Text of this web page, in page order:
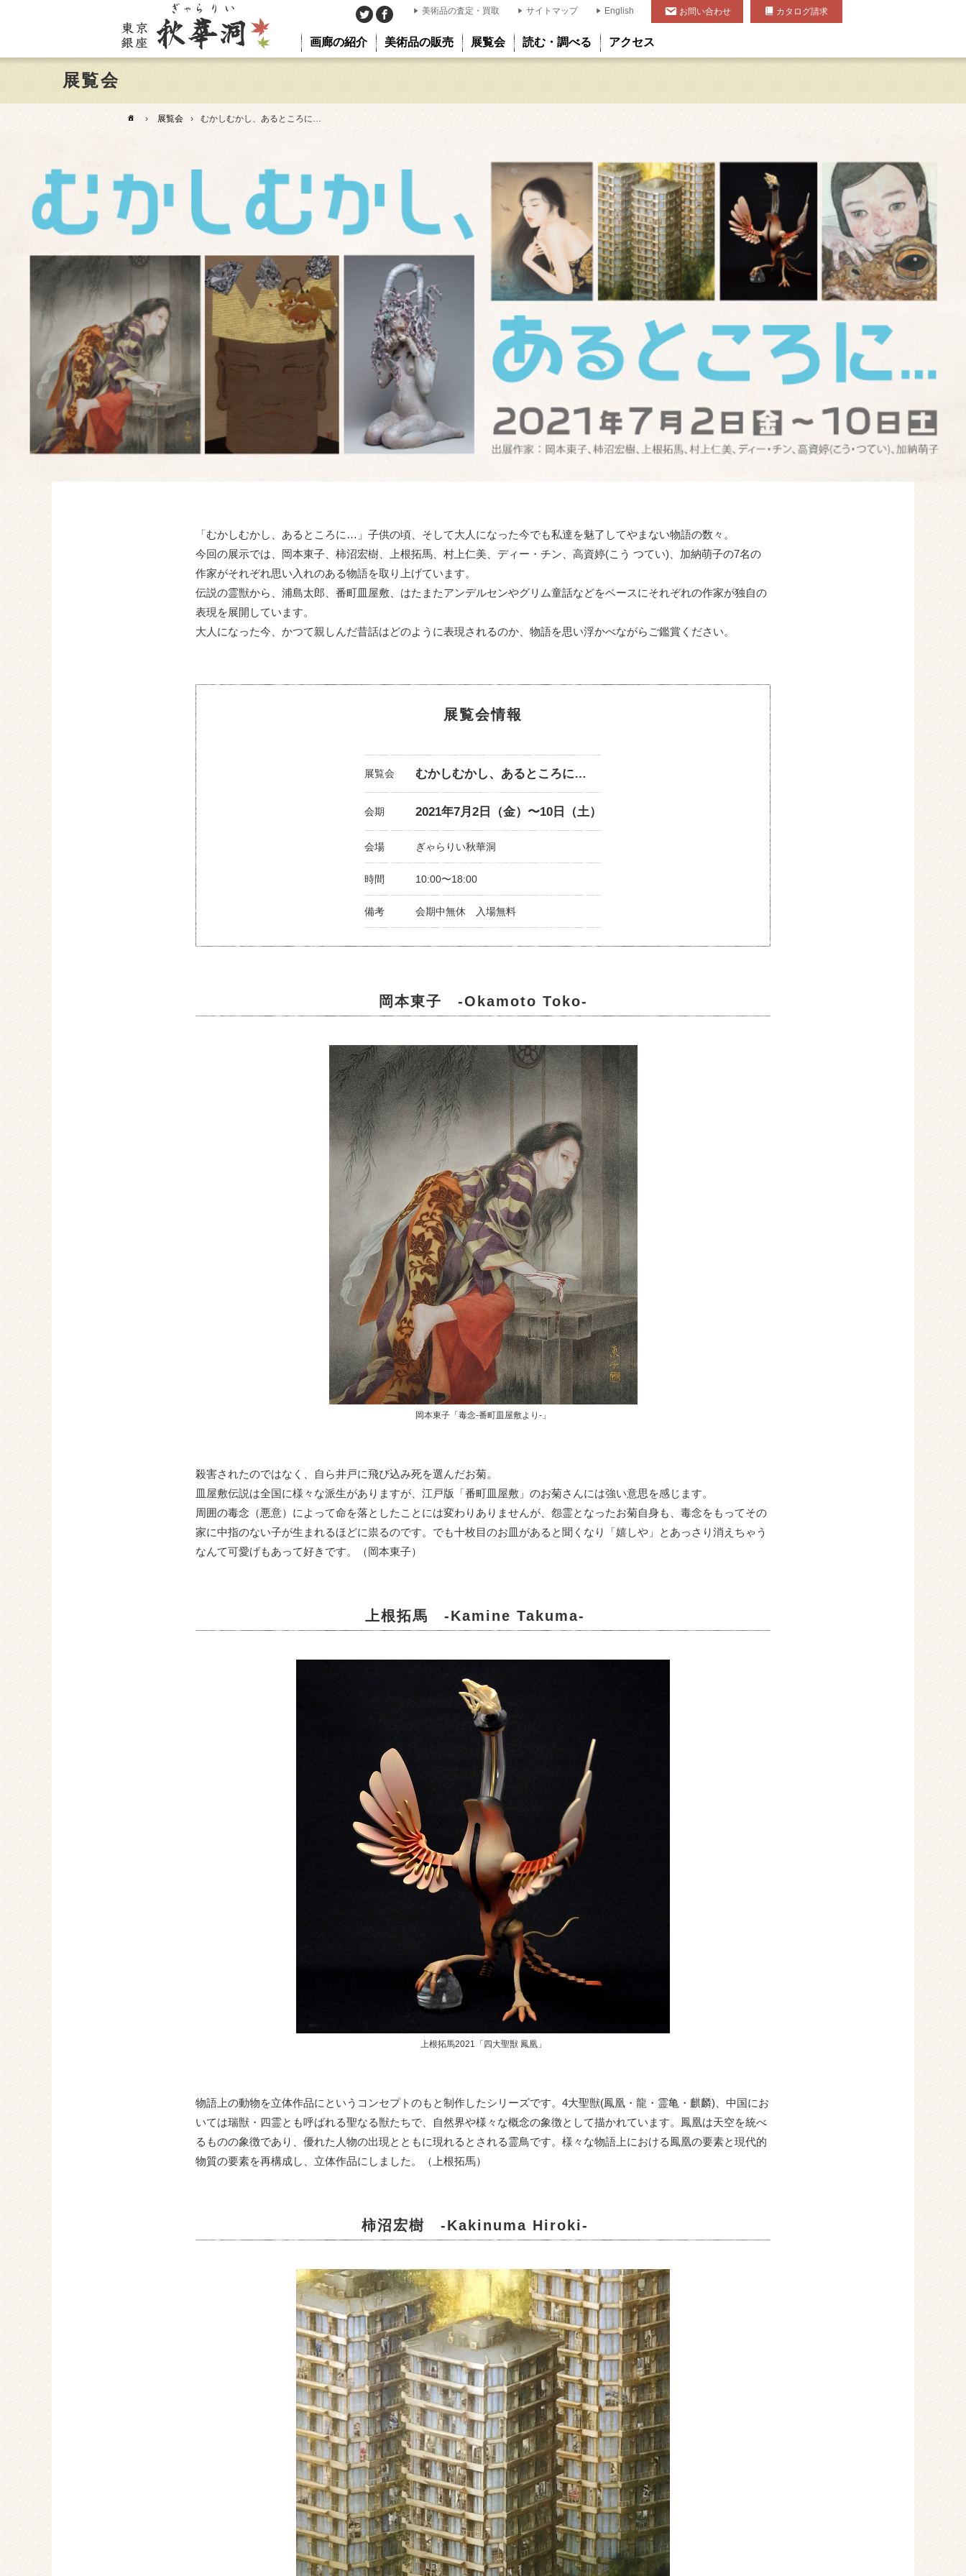
絵画骨董買取プロ
GALLERY SCENA
画廊の紹介 美術品の販売 展覧会 読む・調べる アクセス
美術品の査定・買取 サイトマップ English お問い合わせ カタログ請求
展覧会
› 展覧会 › むかしむかし、あるところに…
「むかしむかし、あるところに…」子供の頃、そして大人になった今でも私達を魅了してやまない物語の数々。
今回の展示では、岡本東子、柿沼宏樹、上根拓馬、村上仁美、ディー・チン、高資婷(こう つてい)、加納萌子の7名の
作家がそれぞれ思い入れのある物語を取り上げています。
伝説の霊獣から、浦島太郎、番町皿屋敷、はたまたアンデルセンやグリム童話などをベースにそれぞれの作家が独自の
表現を展開しています。
大人になった今、かつて親しんだ昔話はどのように表現されるのか、物語を思い浮かべながらご鑑賞ください。
展覧会情報
展覧会 むかしむかし、あるところに…
会期 2021年7月2日（金）〜10日（土）
会場 ぎゃらりい秋華洞
時間 10:00〜18:00
備考 会期中無休 入場無料
岡本東子 -Okamoto Toko-
岡本東子「毒念-番町皿屋敷より-」
殺害されたのではなく、自ら井戸に飛び込み死を選んだお菊。
皿屋敷伝説は全国に様々な派生がありますが、江戸版「番町皿屋敷」のお菊さんには強い意思を感じます。
周囲の毒念（悪意）によって命を落としたことには変わりありませんが、怨霊となったお菊自身も、毒念をもってその
家に中指のない子が生まれるほどに祟るのです。でも十枚目のお皿があると聞くなり「嬉しや」とあっさり消えちゃう
なんて可愛げもあって好きです。（岡本東子）
上根拓馬 -Kamine Takuma-
上根拓馬2021「四大聖獣 鳳凰」
物語上の動物を立体作品にというコンセプトのもと制作したシリーズです。4大聖獣(鳳凰・龍・霊亀・麒麟)、中国にお
いては瑞獣・四霊とも呼ばれる聖なる獣たちで、自然界や様々な概念の象徴として描かれています。鳳凰は天空を統べ
るものの象徴であり、優れた人物の出現とともに現れるとされる霊鳥です。様々な物語上における鳳凰の要素と現代的
物質の要素を再構成し、立体作品にしました。（上根拓馬）
柿沼宏樹 -Kakinuma Hiroki-